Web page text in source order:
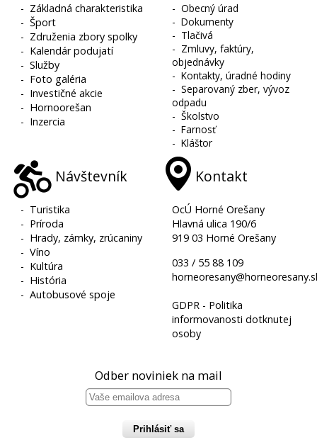
- Základná charakteristika
-Šport
- Združenia zbory spolky
- Kalendár podujatí
-Služby
- Foto galéria
- Investičné akcie
- Hornoorešan
- Inzercia
-Obecný úrad
-Dokumenty
- Tlačivá
- Zmluvy, faktúry,
objednávky
-Kontakty, úradné hodiny
-Separovaný zber, vývoz
odpadu
-Školstvo
-Farnosť
-Kláštor
Návštevník
- Turistika
- Príroda
- Hrady, zámky, zrúcaniny
-Víno
- Kultúra
- História
-Autobusové spoje
Kontakt
OcÚ Horné Orešany
Hlavná ulica 190/6
919 03 Horné Orešany
033 / 55 88 109
GDPR - Politika
informovanosti dotknutej
osoby
Odber noviniek na mail
Prihlásiť sa